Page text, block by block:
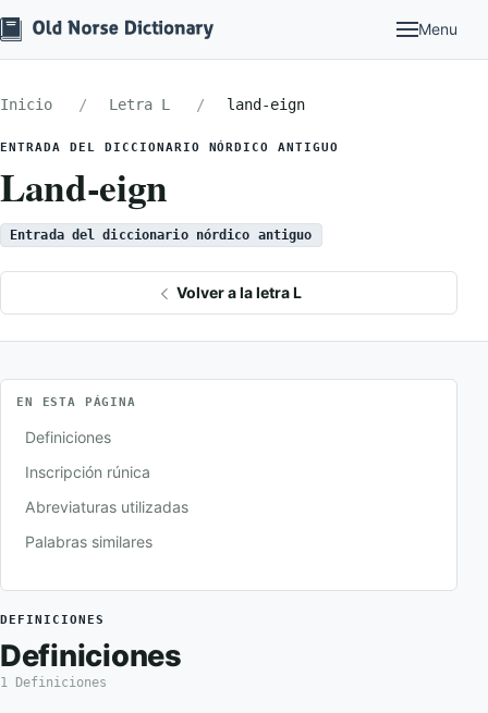
Menu
Inicio Letra L land-eign
ENTRADA DEL DICCIONARIO NÓRDICO ANTIGUO
Land-eign
Entrada del diccionario nórdico antiguo
Volver a la letra L
EN ESTA PÁGINA
Definiciones
Inscripción rúnica
Abreviaturas utilizadas
Palabras similares
DEFINICIONES
Definiciones
1 Definiciones